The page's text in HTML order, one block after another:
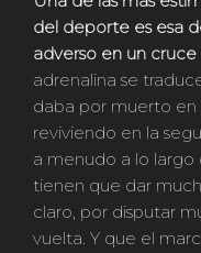
del deporte es esa
adverso en un
adrenalina se
daba por muerto
reviviendo en la
a menudo a lo largo
tienen que dar
claro, por disputar
vuelta. Y que el